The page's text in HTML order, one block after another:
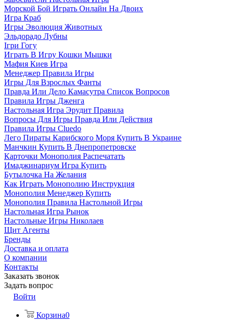
Морской Бой Играть Онлайн На Двоих
Игра Краб
Игры Эволюция Животных
Эльдорадо Лубны
Ігри Гогу
Играть В Игру Кошки Мышки
Мафия Киев Игра
Менеджер Правила Игры
Игры Для Взрослых Фанты
Правда Или Дело Камасутра Список Вопросов
Правила Игры Дженга
Настольная Игра Эрудит Правила
Вопросы Для Игры Правда Или Действия
Правила Игры Cluedo
Лего Пираты Карибского Моря Купить В Украине
Манчкин Купить В Днепропетровске
Карточки Монополия Распечатать
Имаджинариум Игра Купить
Бутылочка На Желания
Как Играть Монополию Инструкция
Монополия Менеджер Купить
Монополия Правила Настольной Игры
Настольная Игра Рынок
Настольные Игры Николаев
Щит Агенты
Бренды
Доставка и оплата
О компании
Контакты
Заказать звонок
Задать вопрос
Войти
Корзина0